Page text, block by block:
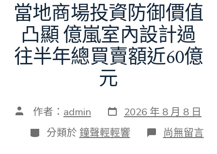
當地商場投資防御價值
凸顯 億嵐室內設計過
往半年總買賣額近60億
元
文 作者： admin 發
表
日
期
2026 年 8 月 8 日
分
類
分類於 鐘聲輕輕響 在
〈當
尚無留言